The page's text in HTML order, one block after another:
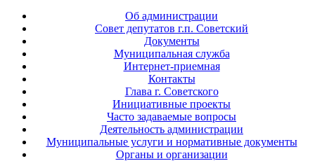
Об администрации
Совет депутатов г.п. Советский
Документы
Муниципальная служба
Интернет-приемная
Контакты
Глава г. Советского
Инициативные проекты
Часто задаваемые вопросы
Деятельность администрации
Муниципальные услуги и нормативные документы
Органы и организации